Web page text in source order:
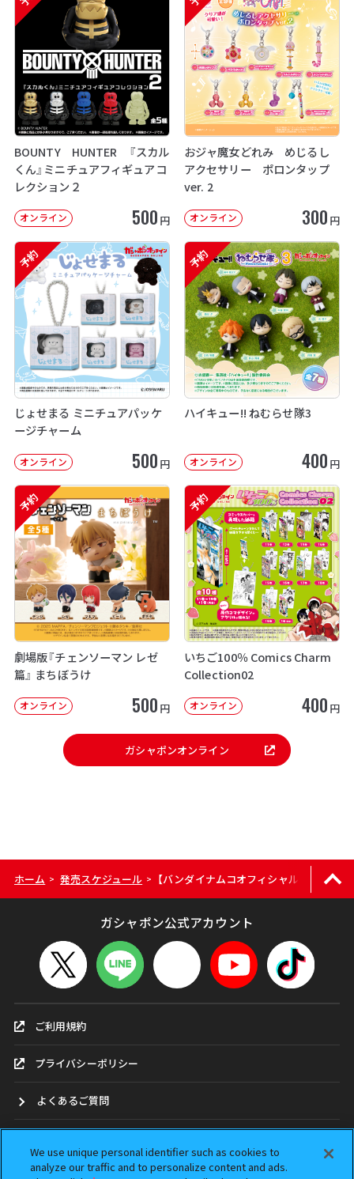
BOUNTY HUNTER 『スカル
くん』ミニチュアフィギュアコ
レクション２
オンライン 500 円
おジャ魔女どれみ めじるし
アクセサリー ポロンタップ
ver. 2
オンライン 300 円
予約
じょせまる ミニチュアパッケ
ージチャーム
オンライン 500 円
予約
ハイキュー!! ねむらせ隊3
オンライン 400 円
予約
劇場版『チェンソーマン レゼ
篇』 まちぼうけ
オンライン 500 円
予約
いちご100％ Comics Charm
Collection02
オンライン 400 円
ガシャポンオンライン
ホーム > 発売スケジュール > 【バンダイナムコオフィシャルショップ
ガシャポン公式アカウント
ご利用規約
プライバシーポリシー
よくあるご質問
ガシャポンどこ？
We use unique personal identifier such as cookies to
analyze our traffic and to personalize content and ads.